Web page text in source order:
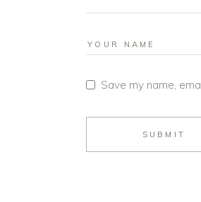
Save my name,
SUBMIT